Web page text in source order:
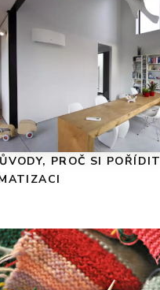
PROČ SI POŘÍDIT